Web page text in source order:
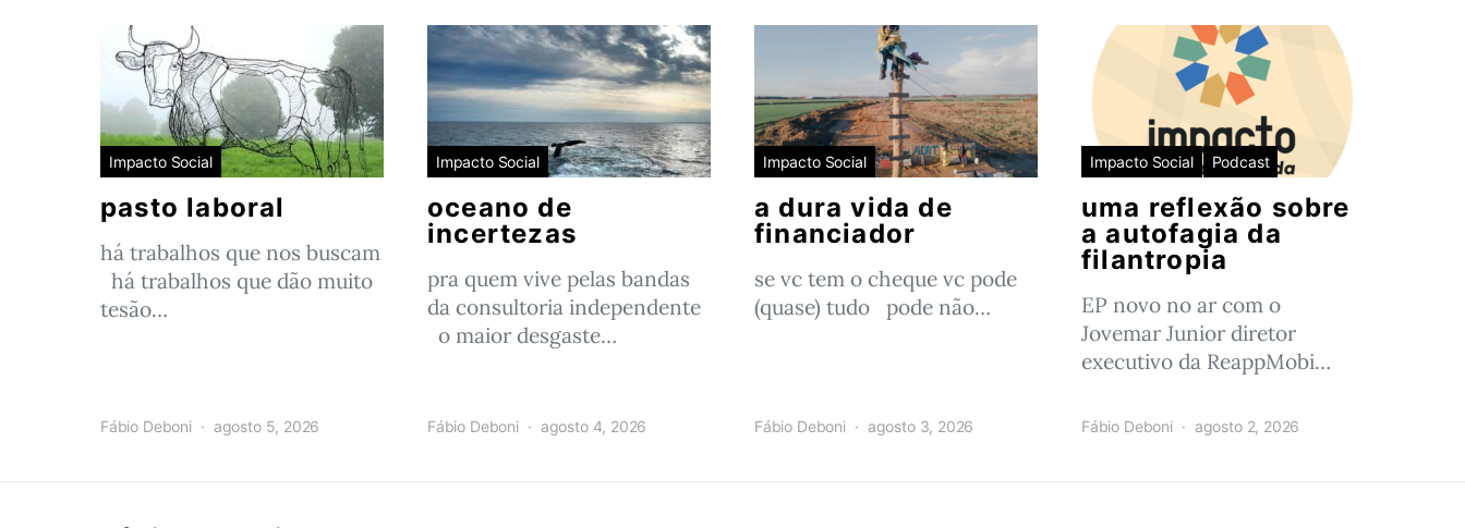
Impacto Social
pasto laboral
há trabalhos que nos buscam
há trabalhos que dão muito
tesão…
Fábio Deboni agosto 5, 2026
Impacto Social
oceano de
incertezas
pra quem vive pelas bandas
da consultoria independente
o maior desgaste…
Fábio Deboni agosto 4, 2026
Impacto Social
a dura vida de
financiador
se vc tem o cheque vc pode
(quase) tudo pode não…
Fábio Deboni agosto 3, 2026
Impacto Social Podcast
uma reflexão sobre
a autofagia da
filantropia
EP novo no ar com o
Jovemar Junior diretor
executivo da ReappMobi…
Fábio Deboni agosto 2, 2026